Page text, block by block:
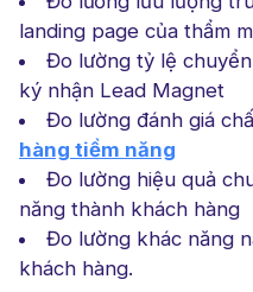
landing page của thẩm
Đo lường tỷ lệ
ký nhận Lead Magnet
Đo lường đánh giá
hàng tiềm năng
Đo lường hiệu quả
năng thành khách hàng
Đo lường khác năng
khách hàng.